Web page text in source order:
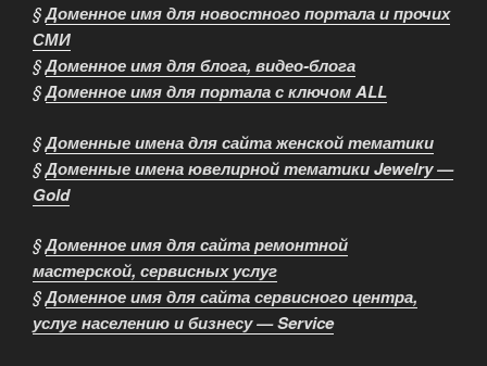
§Доменное имя для новостного портала и прочих
СМИ
§Доменное имя для блога, видео-блога
§Доменное имя для портала с ключом ALL
§Доменные имена для сайта женской тематики
§Доменные имена ювелирной тематики Jewelry —
Gold
§Доменное имя для сайта ремонтной
мастерской, сервисных услуг
§Доменное имя для сайта сервисного центра,
услуг населению и бизнесу — Service